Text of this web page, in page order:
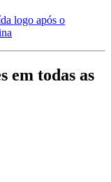
logo após o
em todas as